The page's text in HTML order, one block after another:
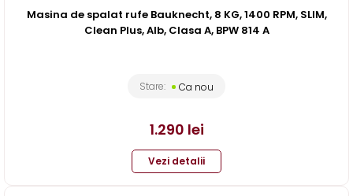
Masina de spalat rufe Bauknecht, 8 KG, 1400 RPM, SLIM,
Clean Plus, Alb, Clasa A, BPW 814 A
Stare: Ca nou
1.290 lei
Vezi detalii